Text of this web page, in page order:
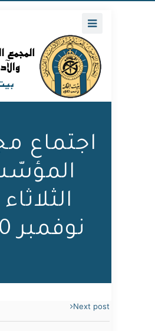
اجتماع
نوفمبر 2020
Next post